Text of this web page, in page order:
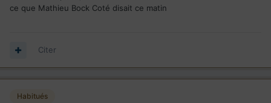
ce que Mathieu Bock Coté disait ce matin
Citer
Habitués